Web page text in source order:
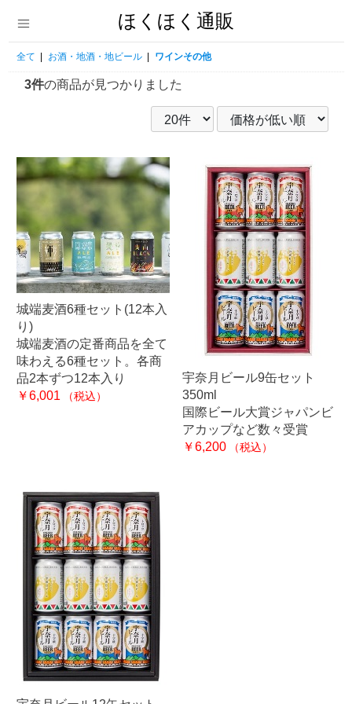
ほくほく通販
全て お酒・地酒・地ビール ワインその他
3件の商品が見つかりました
城端麦酒6種セット(12本入
り)
城端麦酒の定番商品を全て
味わえる6種セット。各商
品2本ずつ12本入り
￥6,001
（税込）
宇奈月ビール9缶セット
350ml
国際ビール大賞ジャパンビ
アカップなど数々受賞
￥6,200
（税込）